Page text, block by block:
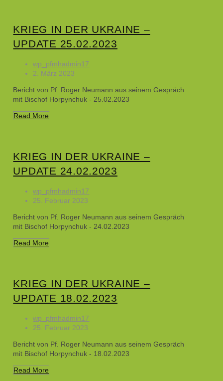
KRIEG IN DER UKRAINE –
UPDATE 25.02.2023
wp_pfmhadmin17
2. März 2023
Bericht von Pf. Roger Neumann aus seinem Gespräch
mit Bischof Horpynchuk - 25.02.2023
Read More
KRIEG IN DER UKRAINE –
UPDATE 24.02.2023
wp_pfmhadmin17
25. Februar 2023
Bericht von Pf. Roger Neumann aus seinem Gespräch
mit Bischof Horpynchuk - 24.02.2023
Read More
KRIEG IN DER UKRAINE –
UPDATE 18.02.2023
wp_pfmhadmin17
25. Februar 2023
Bericht von Pf. Roger Neumann aus seinem Gespräch
mit Bischof Horpynchuk - 18.02.2023
Read More